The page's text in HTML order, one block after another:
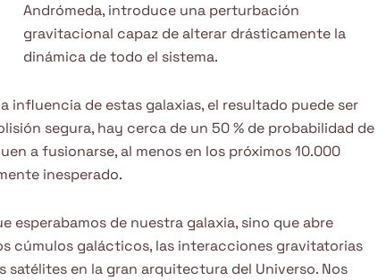
Andrómeda, introduce una perturbación
gravitacional capaz de alterar drásticamente la
dinámica de todo el sistema.
influencia de estas galaxias, el resultado puede ser
segura, hay cerca de un 50 % de probabilidad de
a fusionarse, al menos en los próximos 10.000
inesperado.
esperabamos de nuestra galaxia, sino que abre
cúmulos galácticos, las interacciones gravitatorias
satélites en la gran arquitectura del Universo. Nos